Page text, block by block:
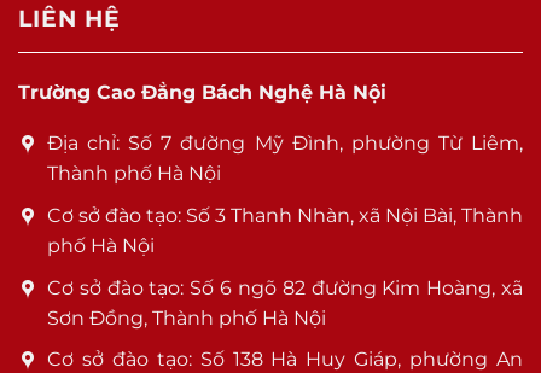
LIÊN HỆ
Trường Cao Đẳng Bách Nghệ Hà Nội
Địa chỉ: Số 7 đường Mỹ Đình, phường Từ Liêm,
Thành phố Hà Nội
Cơ sở đào tạo: Số 3 Thanh Nhàn, xã Nội Bài, Thành
phố Hà Nội
Cơ sở đào tạo: Số 6 ngõ 82 đường Kim Hoàng, xã
Sơn Đồng, Thành phố Hà Nội
Cơ sở đào tạo: Số 138 Hà Huy Giáp, phường An